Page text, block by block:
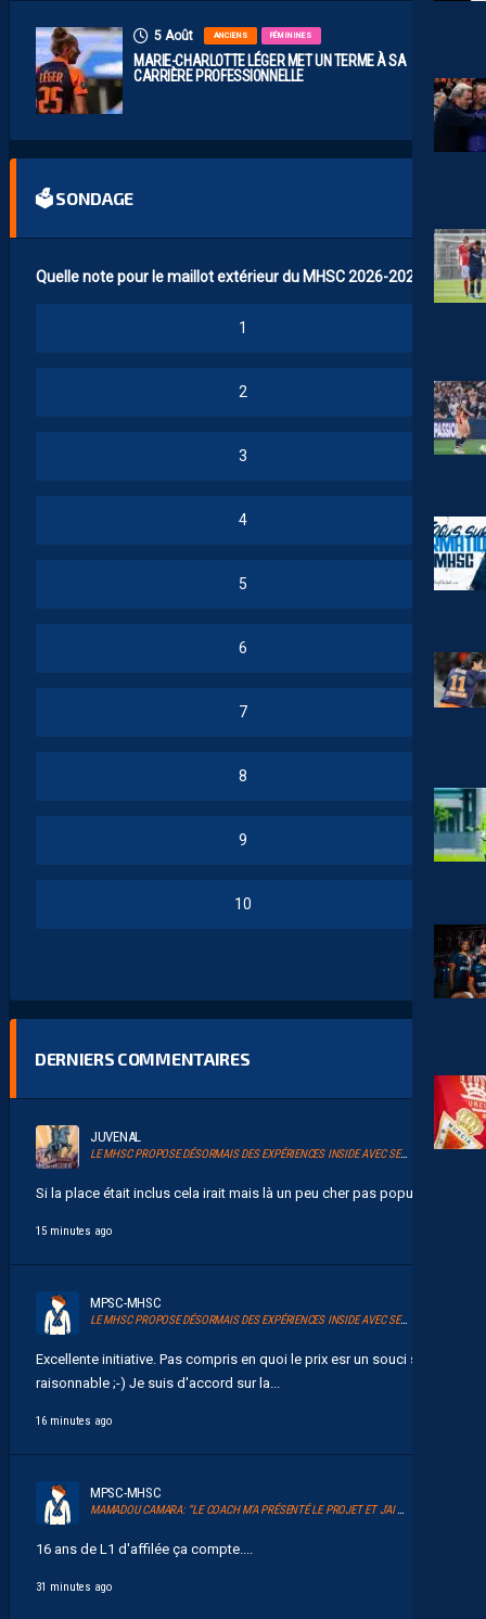
5 Août ANCIENS FÉMININES
MARIE-CHARLOTTE LÉGER MET UN TERME À SA
CARRIÈRE PROFESSIONNELLE
🗳 SONDAGE
Quelle note pour le maillot extérieur du MHSC 2026-2027 ?
1
2
3
4
5
6
7
8
9
10
DERNIERS COMMENTAIRES
JUVENAL
LE MHSC PROPOSE DÉSORMAIS DES EXPÉRIENCES INSIDE AVEC SERSOU
Si la place était inclus cela irait mais là un peu cher pas populaire...
15 minutes ago
MPSC-MHSC
LE MHSC PROPOSE DÉSORMAIS DES EXPÉRIENCES INSIDE AVEC SERSOU
Excellente initiative. Pas compris en quoi le prix esr un souci s'il est
raisonnable ;-) Je suis d'accord sur la...
16 minutes ago
MPSC-MHSC
MAMADOU CAMARA: “LE COACH M’A PRÉSENTÉ LE PROJET ET J’AI TOUT DE SUITE ADHÉRÉ.”
16 ans de L1 d'affilée ça compte....
31 minutes ago